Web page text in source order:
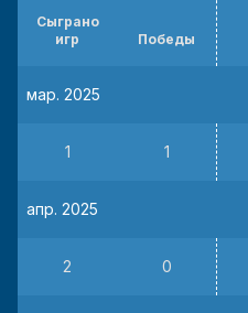
Сыграно
игр
Победы
мар. 2025
1 1
апр. 2025
2 0